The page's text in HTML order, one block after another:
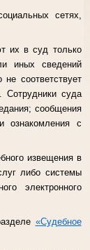
сетях,
их в суд только
иных сведений
соответствует
Сотрудники суда
сообщения
ознакомления с
извещения в
либо системы
электронного
«Судебное